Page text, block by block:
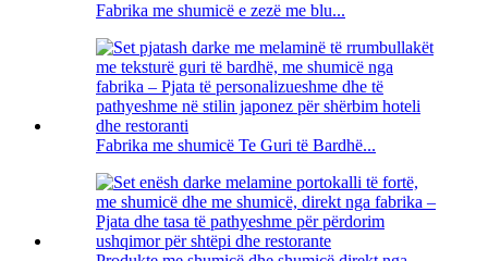
Fabrika me shumicë e zezë me blu...
Fabrika me shumicë Te Guri të Bardhë...